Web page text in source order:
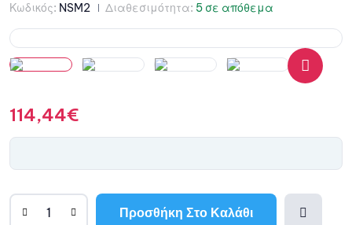
Κωδικός: NSM2 Διαθεσιμότητα: 5 σε απόθεμα
114,44€
Προσθήκη Στο Καλάθι